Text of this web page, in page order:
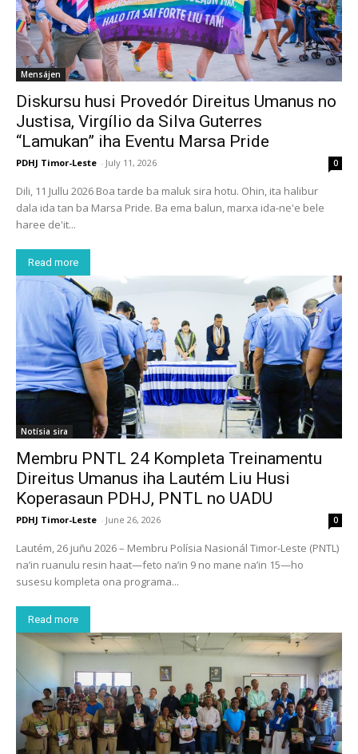
Mensájen
Diskursu husi Provedór Direitus Umanus no
Justisa, Virgílio da Silva Guterres
“Lamukan” iha Eventu Marsa Pride
PDHJ Timor-Leste - July 11, 2026 0
Dili, 11 Jullu 2026 Boa tarde ba maluk sira hotu. Ohin, ita halibur
dala ida tan ba Marsa Pride. Ba ema balun, marxa ida-ne'e bele
haree de'it...
Read more
Notísia sira
Membru PNTL 24 Kompleta Treinamentu
Direitus Umanus iha Lautém Liu Husi
Koperasaun PDHJ, PNTL no UADU
PDHJ Timor-Leste - June 26, 2026 0
Lautém, 26 juñu 2026 – Membru Polísia Nasionál Timor-Leste (PNTL)
na’in ruanulu resin haat—feto na’in 9 no mane na’in 15—ho
susesu kompleta ona programa...
Read more